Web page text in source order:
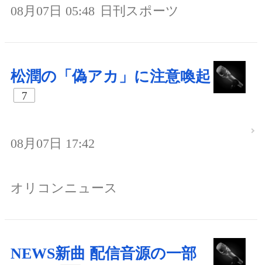
08月07日 05:48 日刊スポーツ
松潤の「偽アカ」に注意喚起
7
08月07日 17:42
オリコンニュース
NEWS新曲 配信音源の一部